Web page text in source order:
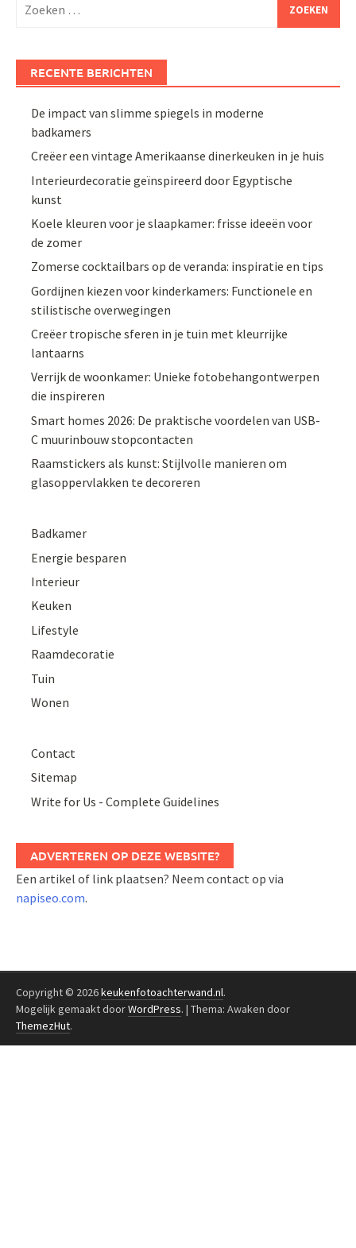
naar:
RECENTE BERICHTEN
De impact van slimme spiegels in moderne
badkamers
Creëer een vintage Amerikaanse dinerkeuken in je huis
Interieurdecoratie geïnspireerd door Egyptische
kunst
Koele kleuren voor je slaapkamer: frisse ideeën voor
de zomer
Zomerse cocktailbars op de veranda: inspiratie en tips
Gordijnen kiezen voor kinderkamers: Functionele en
stilistische overwegingen
Creëer tropische sferen in je tuin met kleurrijke
lantaarns
Verrijk de woonkamer: Unieke fotobehangontwerpen
die inspireren
Smart homes 2026: De praktische voordelen van USB-
C muurinbouw stopcontacten
Raamstickers als kunst: Stijlvolle manieren om
glasoppervlakken te decoreren
Badkamer
Energie besparen
Interieur
Keuken
Lifestyle
Raamdecoratie
Tuin
Wonen
Contact
Sitemap
Write for Us - Complete Guidelines
ADVERTEREN OP DEZE WEBSITE?
Een artikel of link plaatsen? Neem contact op via
napiseo.com.
Copyright © 2026keukenfotoachterwand.nl.
Mogelijk gemaakt doorWordPress. | Thema: Awaken door
ThemezHut.